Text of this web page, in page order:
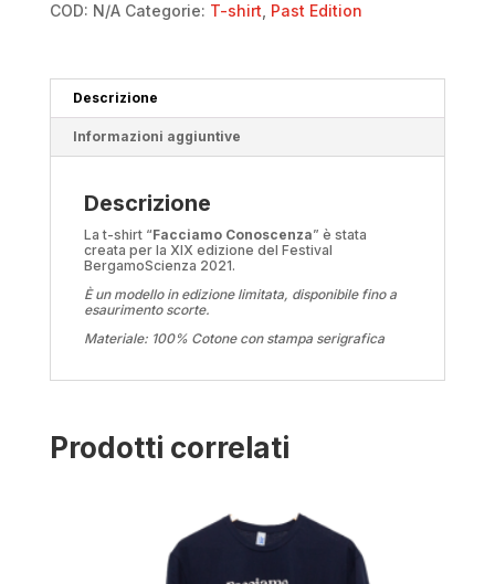
COD: N/A Categorie: T-shirt Past Edition
Descrizione
Informazioni aggiuntive
Descrizione
La t-shirt “Facciamo Conoscenza” è stata
creata per la XIX edizione del Festival
BergamoScienza 2021.
È un modello in edizione limitata, disponibile fino a
esaurimento scorte.
Materiale: 100% Cotone con stampa serigrafica
Prodotti correlati